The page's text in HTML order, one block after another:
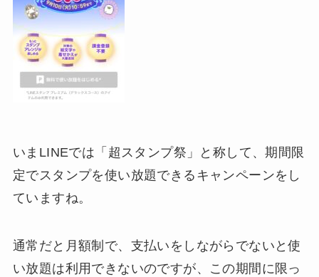
いまLINEでは「超スタンプ祭」と称して、期間限
定でスタンプを使い放題できるキャンペーンをし
ていますね。
通常だと月額制で、支払いをしながらでないと使
い放題は利用できないのですが、この期間に限っ